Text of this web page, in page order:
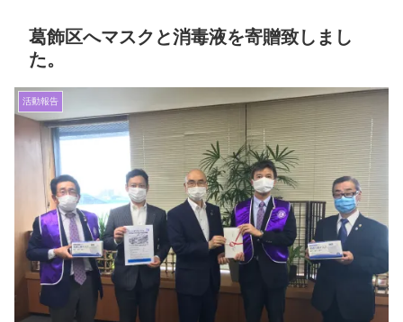
葛飾区へマスクと消毒液を寄贈致しまし
た。
活動報告